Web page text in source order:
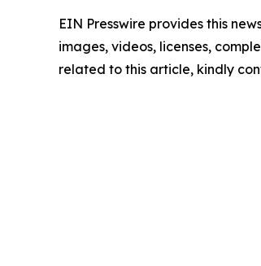
EIN Presswire provides this
images, videos, licenses,
related to this article, kindly